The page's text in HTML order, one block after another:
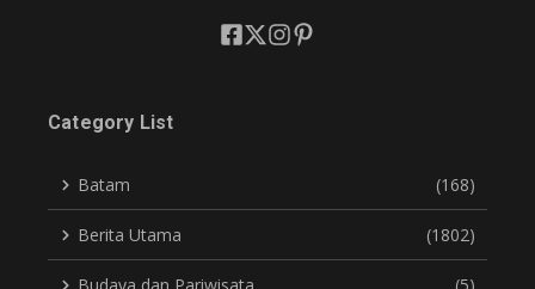
Category List
Batam (168)
Berita Utama (1802)